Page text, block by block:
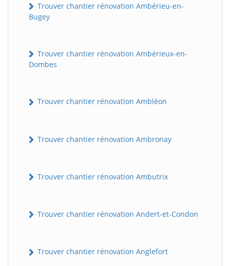
Trouver chantier rénovation Ambérieu-en-
Bugey
Trouver chantier rénovation Ambérieux-en-
Dombes
Trouver chantier rénovation Ambléon
Trouver chantier rénovation Ambronay
Trouver chantier rénovation Ambutrix
Trouver chantier rénovation Andert-et-Condon
Trouver chantier rénovation Anglefort